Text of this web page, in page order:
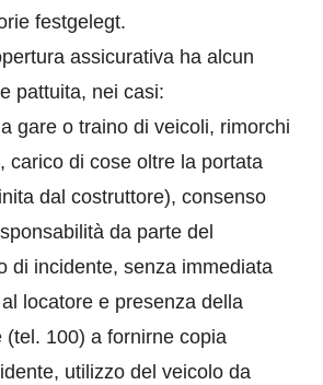
festgelegt.
assicurativa ha alcun
pattuita, nei casi:
gare o traino di veicoli, rimorchi
carico di cose oltre la portata
dal costruttore), consenso
da parte del
di incidente, senza immediata
locatore e presenza della
(tel. 100) a fornirne copia
utilizzo del veicolo da